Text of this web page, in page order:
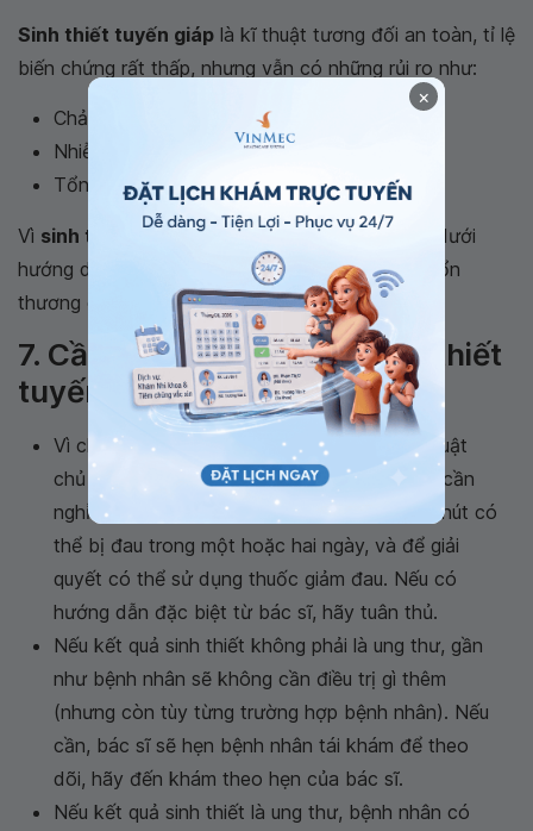
Sinh thiết tuyến giáp là kĩ thuật tương đối an toàn, tỉ lệ
biến chứng rất thấp, nhưng vẫn có những rủi ro như:
Chảy máu
Nhiễm trùng
Tổn thương cấu trúc xung quanh tuyến giáp
Vì sinh thiết tuyến giápđa số được thực hiện dưới
hướng dẫn của siêu âm, do đó hiếm khi xảy ra tổn
thương cấu trúc xung quanh tuyến giáp.
7. Cần làm gì sau khi đã sinh thiết
tuyến giáp?
Vì chọc hút tuyến giáp bằng kim nhỏ là kĩ thuật
chủ yếu được thực hiện, nên bệnh nhân chỉ cần
nghỉ ngơi một lát là có thể ra về. Vị trí chọc hút có
thể bị đau trong một hoặc hai ngày, và để giải
quyết có thể sử dụng thuốc giảm đau. Nếu có
hướng dẫn đặc biệt từ bác sĩ, hãy tuân thủ.
Nếu kết quả sinh thiết không phải là ung thư, gần
như bệnh nhân sẽ không cần điều trị gì thêm
(nhưng còn tùy từng trường hợp bệnh nhân). Nếu
cần, bác sĩ sẽ hẹn bệnh nhân tái khám để theo
dõi, hãy đến khám theo hẹn của bác sĩ.
Nếu kết quả sinh thiết là ung thư, bệnh nhân có
×